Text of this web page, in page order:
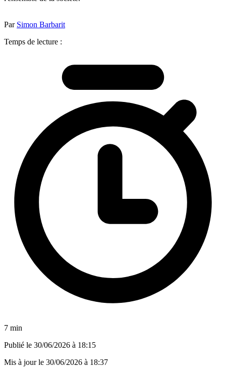
Par Simon Barbarit
Temps de lecture :
7 min
Publié le 30/06/2026 à 18:15
Mis à jour le 30/06/2026 à 18:37